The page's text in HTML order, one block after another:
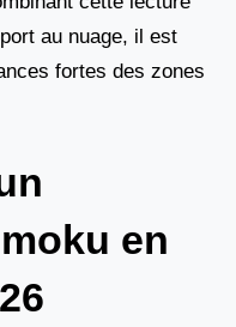
au nuage, il est
fortes des zones
en